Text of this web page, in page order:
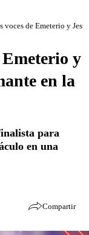
voces de Emeterio y
y
en la
para
en una
Compartir